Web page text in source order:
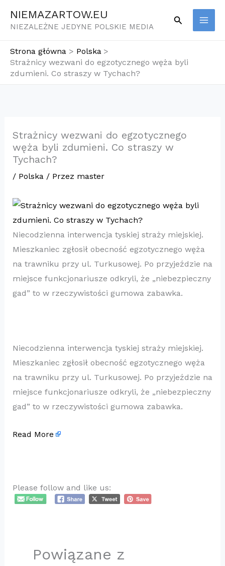
NIEMAZARTOW.EU
NIEZALEŻNE JEDYNE POLSKIE MEDIA
Szukaj
Strona główna
Polska
Strażnicy wezwani do egzotycznego węża byli
zdumieni. Co straszy w Tychach?
Strażnicy wezwani do egzotycznego
węża byli zdumieni. Co straszy w
Tychach?
/ Polska/ Przez master
Niecodzienna interwencja tyskiej straży miejskiej.
Mieszkaniec zgłosił obecność egzotycznego węża
na trawniku przy ul. Turkusowej. Po przyjeździe na
miejsce funkcjonariusze odkryli, że „niebezpieczny
gad” to w rzeczywistości gumowa zabawka.
Niecodzienna interwencja tyskiej straży miejskiej.
Mieszkaniec zgłosił obecność egzotycznego węża
na trawniku przy ul. Turkusowej. Po przyjeździe na
miejsce funkcjonariusze odkryli, że „niebezpieczny
gad” to w rzeczywistości gumowa zabawka.
Read More
Please follow and like us:
Powiązane z